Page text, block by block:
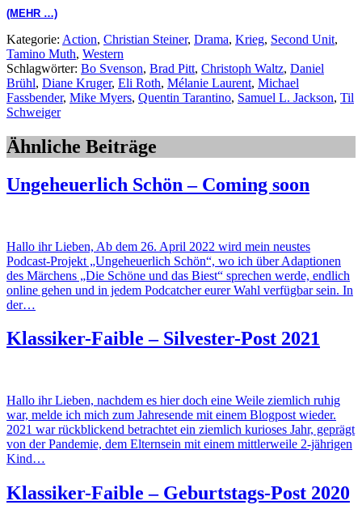
(MEHR …)
Kategorie: Action, Christian Steiner, Drama, Krieg, Second Unit,
Tamino Muth, Western
Schlagwörter: Bo Svenson, Brad Pitt, Christoph Waltz, Daniel
Brühl, Diane Kruger, Eli Roth, Mélanie Laurent, Michael
Fassbender, Mike Myers, Quentin Tarantino, Samuel L. Jackson, Til
Schweiger
Ähnliche Beiträge
Ungeheuerlich Schön – Coming soon
Hallo ihr Lieben, Ab dem 26. April 2022 wird mein neustes
Podcast-Projekt „Ungeheuerlich Schön“, wo ich über Adaptionen
des Märchens „Die Schöne und das Biest“ sprechen werde, endlich
online gehen und in jedem Podcatcher eurer Wahl verfügbar sein. In
der…
Klassiker-Faible – Silvester-Post 2021
Hallo ihr Lieben, nachdem es hier doch eine Weile ziemlich ruhig
war, melde ich mich zum Jahresende mit einem Blogpost wieder.
2021 war rückblickend betrachtet ein ziemlich kurioses Jahr, geprägt
von der Pandemie, dem Elternsein mit einem mittlerweile 2-jährigen
Kind…
Klassiker-Faible – Geburtstags-Post 2020